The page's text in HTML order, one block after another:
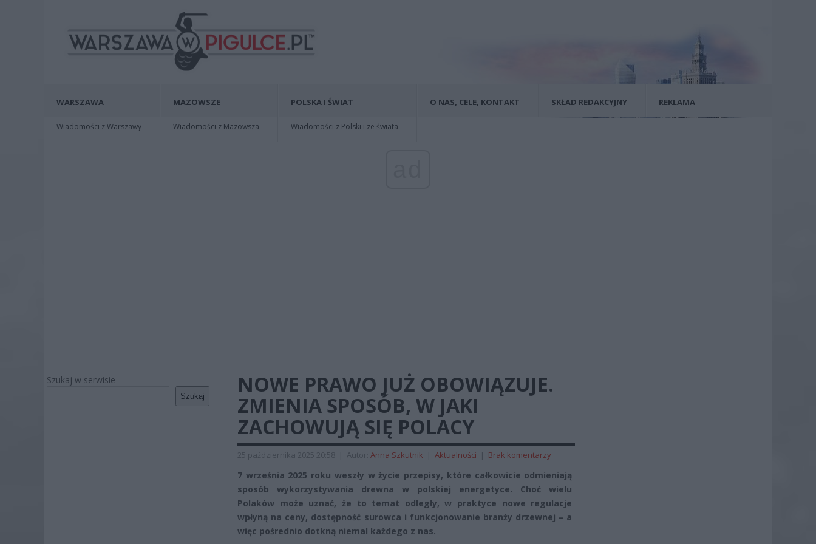
WARSZAWA
Wiadomości z Warszawy
MAZOWSZE
Wiadomości z Mazowsza
POLSKA I ŚWIAT
Wiadomości z Polski i ze świata
O NAS, CELE, KONTAKT SKŁAD REDAKCYJNY REKLAMA
Szukaj w serwisie
Szukaj
NOWE PRAWO JUŻ OBOWIĄZUJE.
ZMIENIA SPOSÓB, W JAKI
ZACHOWUJĄ SIĘ POLACY
25 października 2025 20:58 | Autor: Anna Szkutnik | Aktualności | Brak komentarzy
7 września 2025 roku weszły w życie przepisy, które całkowicie odmieniają
sposób wykorzystywania drewna w polskiej energetyce. Choć wielu
Polaków może uznać, że to temat odległy, w praktyce nowe regulacje
wpłyną na ceny, dostępność surowca i funkcjonowanie branży drzewnej – a
więc pośrednio dotkną niemal każdego z nas.